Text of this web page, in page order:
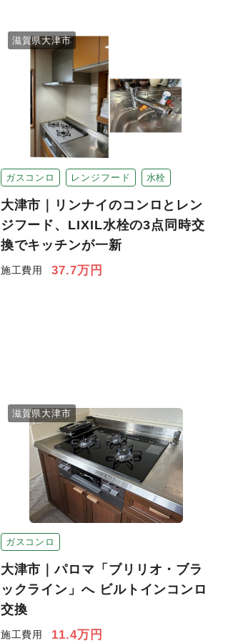
ガスコンロ レンジフード 水栓
滋賀県大津市
大津市｜リンナイのコンロとレン
ジフード、LIXIL水栓の3点同時交
換でキッチンが一新
施工費用 37.7万円
ガスコンロ
滋賀県大津市
大津市｜パロマ「ブリリオ・ブラ
ックライン」へ ビルトインコンロ
交換
施工費用 11.4万円